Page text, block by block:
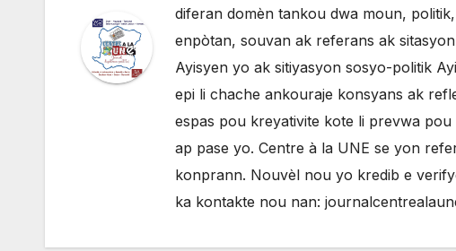
diferan domèn tankou dwa moun,
enpòtan, souvan ak referans ak
Ayisyen yo ak sitiyasyon sosyo-politik
epi li chache ankouraje konsyans ak
espas pou kreyativite kote li prevwa
ap pase yo. Centre à la UNE se yon
konprann. Nouvèl nou yo kredib e
ka kontakte nou nan: